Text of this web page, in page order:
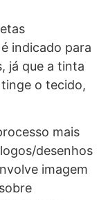
indicado para
já que a tinta
o tecido,
mais
desenhos
imagem